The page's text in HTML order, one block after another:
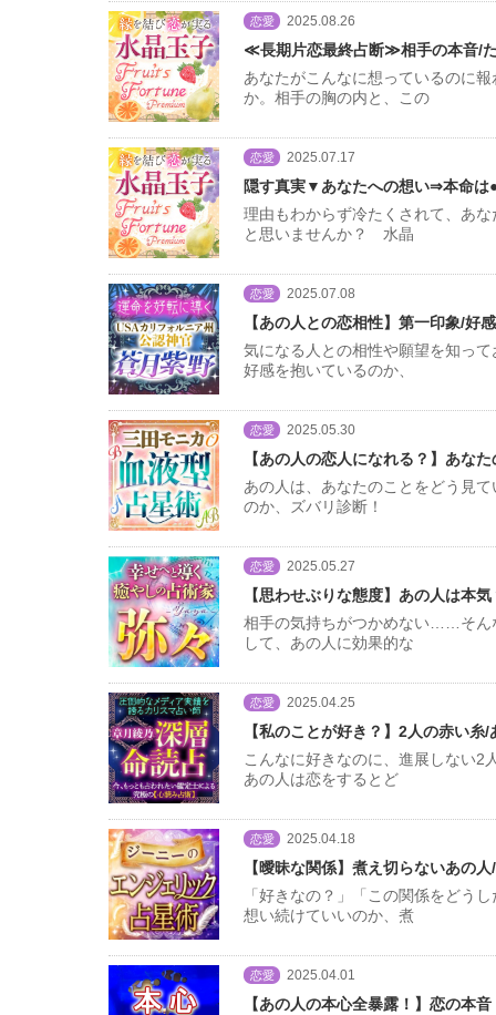
恋愛 2025.08.26
≪長期片恋最終占断≫相手の本音/
あなたがこんなに想っているのに
か。相手の胸の内と、この
恋愛 2025.07.17
隠す真実▼あなたへの想い⇒本命は
理由もわからず冷たくされて、あ
と思いませんか？ 水晶
恋愛 2025.07.08
【あの人との恋相性】第一印象/好
気になる人との相性や願望を知っ
好感を抱いているのか、
恋愛 2025.05.30
【あの人の恋人になれる？】あな
あの人は、あなたのことをどう見
のか、ズバリ診断！
恋愛 2025.05.27
【思わせぶりな態度】あの人は本
相手の気持ちがつかめない……そ
して、あの人に効果的な
恋愛 2025.04.25
【私のことが好き？】2人の赤い
こんなに好きなのに、進展しない
あの人は恋をするとど
恋愛 2025.04.18
【曖昧な関係】煮え切らないあの
「好きなの？」「この関係をどう
想い続けていいのか、煮
恋愛 2025.04.01
【あの人の本心全暴露！】恋の本